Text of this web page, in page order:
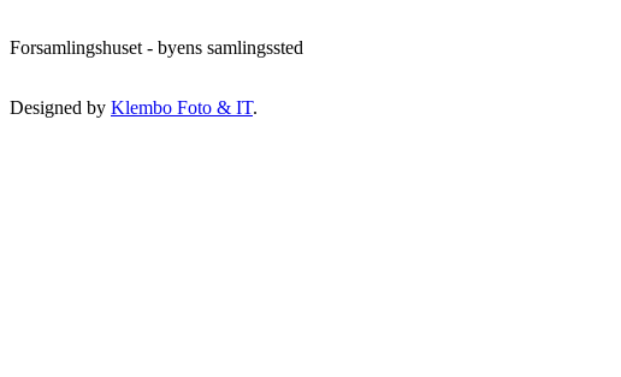
Forsamlingshuset - byens samlingssted
Designed by Klembo Foto & IT.